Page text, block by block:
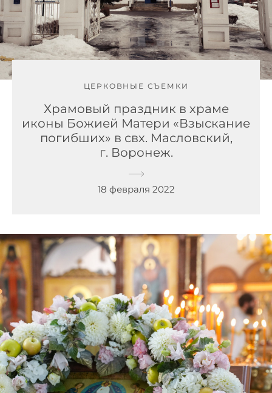
ЦЕРКОВНЫЕ СЪЕМКИ
Храмовый праздник в храме
иконы Божией Матери «Взыскание
погибших» в свх. Масловский,
г. Воронеж.
18 февраля 2022